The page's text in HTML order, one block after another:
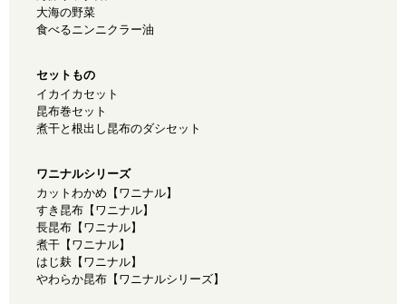
大海の野菜
食べるニンニクラー油
セットもの
イカイカセット
昆布巻セット
煮干と根出し昆布のダシセット
ワニナルシリーズ
カットわかめ【ワニナル】
すき昆布【ワニナル】
長昆布【ワニナル】
煮干【ワニナル】
はじ麸【ワニナル】
やわらか昆布【ワニナルシリーズ】